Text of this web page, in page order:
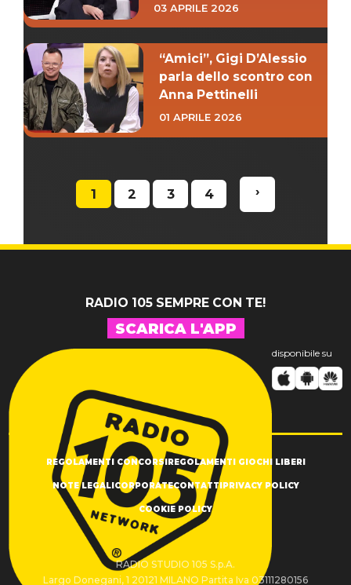
03 APRILE 2026
“Amici”, Gigi D’Alessio
parla dello scontro con
Anna Pettinelli
01 APRILE 2026
1 2 3 4 ›
RADIO 105 SEMPRE CON TE!
SCARICA L'APP
disponibile su
REGOLAMENTI CONCORSIREGOLAMENTI GIOCHI LIBERI
NOTE LEGALICORPORATECONTATTIPRIVACY POLICY
COOKIE POLICY
RADIO STUDIO 105 S.p.A.
Largo Donegani, 1 20121 MILANO Partita Iva 03111280156